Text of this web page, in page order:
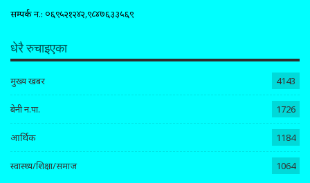
सम्पर्क न.: ०६९५२१२४२,९८४७६३३५६९
धेरै रुचाइएका
मुख्य खबर 4143
बेनी न.पा. 1726
आर्थिक 1184
स्वास्थ्य/शिक्षा/समाज 1064